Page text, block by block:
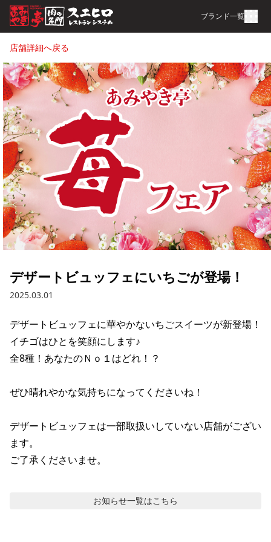
ブランド一覧
店舗詳細へ戻る
デザートビュッフェにいちごが登場！
2025.03.01
デザートビュッフェに華やかないちごスイーツが新登場！
イチゴはひとを笑顔にします♪
全8種！あなたのＮｏ１はどれ！？
ぜひ晴れやかな気持ちになってくださいね！
デザートビュッフェは一部取扱いしていない店舗がござい
ます。
ご了承くださいませ。
お知らせ一覧はこちら